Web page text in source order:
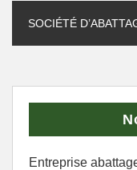
SOCIÉTÉ
Entreprise